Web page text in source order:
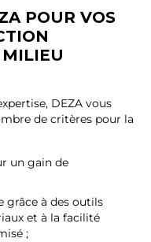
POUR VOS
DEZA vous
de critères pour la
un gain de
grâce à des outils
et à la facilité
;